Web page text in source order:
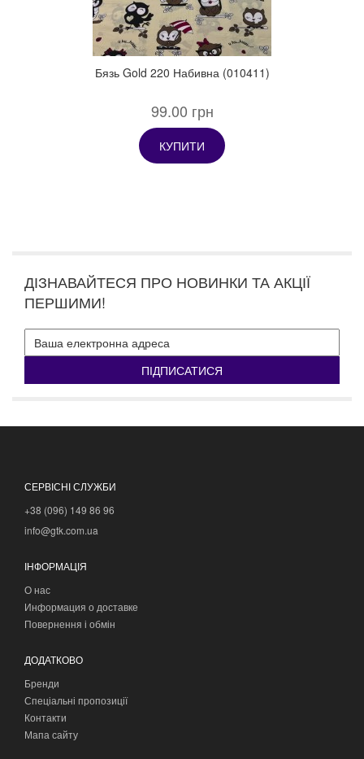
Бязь Gold 220 Набивна (010411)
99.00 грн
КУПИТИ
ДІЗНАВАЙТЕСЯ ПРО НОВИНКИ ТА АКЦІЇ
ПЕРШИМИ!
ПІДПИСАТИСЯ
СЕРВІСНІ СЛУЖБИ
+38 (096) 149 86 96
info@gtk.com.ua
ІНФОРМАЦІЯ
О нас
Информация о доставке
Повернення і обмін
ДОДАТКОВО
Бренди
Спеціальні пропозиції
Контакти
Мапа сайту